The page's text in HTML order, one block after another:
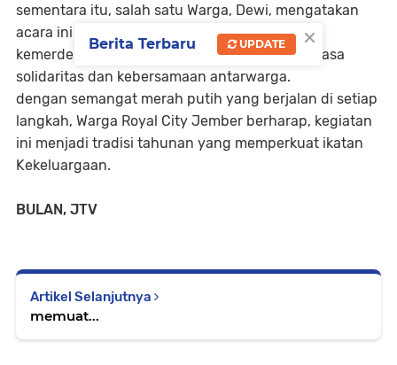
sementara itu, salah satu Warga, Dewi, mengatakan
acara ini bukan cuma untuk memperingati
kemerdekaan, tapi juga momen membangun rasa
solidaritas dan kebersamaan antarwarga.
dengan semangat merah putih yang berjalan di setiap
langkah, Warga Royal City Jember berharap, kegiatan
ini menjadi tradisi tahunan yang memperkuat ikatan
Kekeluargaan.
BULAN, JTV
Artikel Selanjutnya
memuat...
×
Berita Terbaru UPDATE